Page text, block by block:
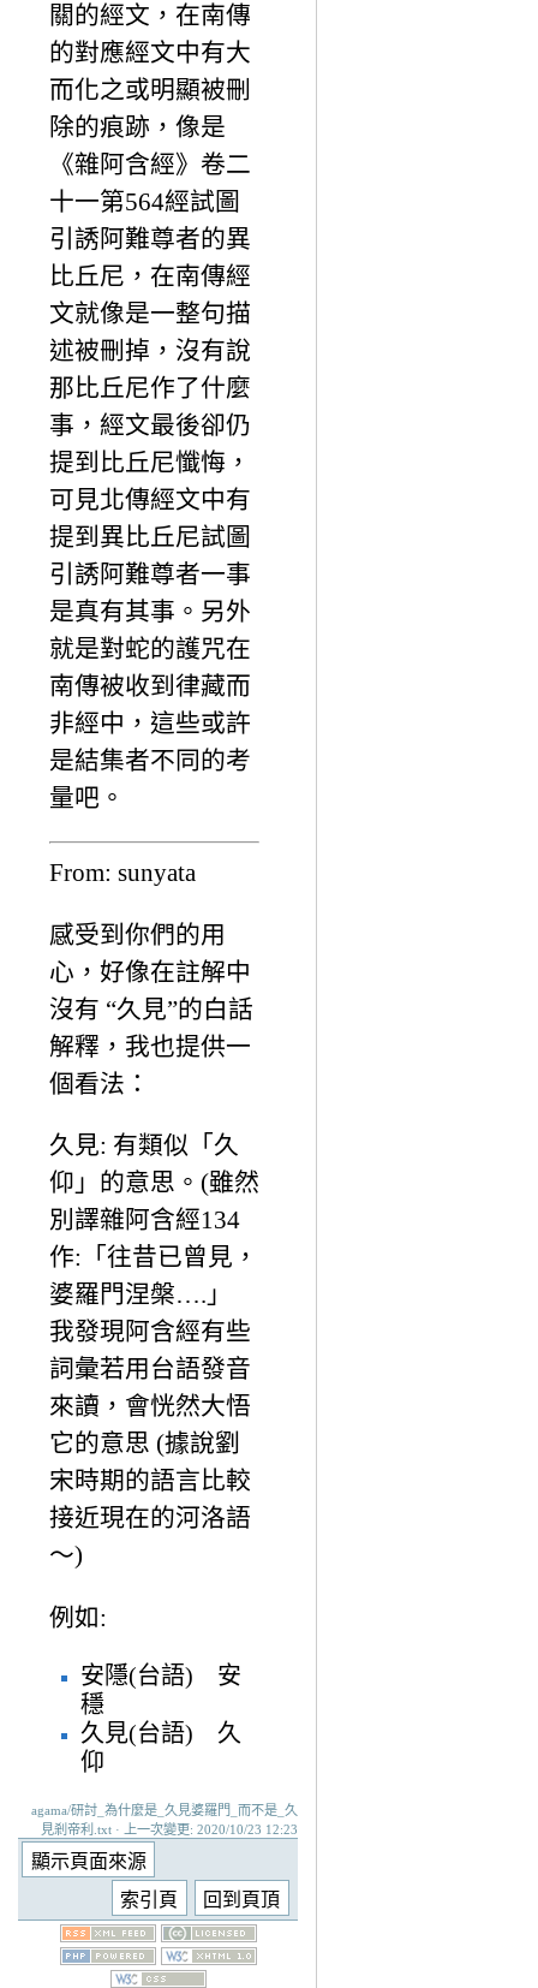
關的經文，在南傳
的對應經文中有大
而化之或明顯被刪
除的痕跡，像是
《雜阿含經》卷二
十一第564經試圖
引誘阿難尊者的異
比丘尼，在南傳經
文就像是一整句描
述被刪掉，沒有說
那比丘尼作了什麼
事，經文最後卻仍
提到比丘尼懺悔，
可見北傳經文中有
提到異比丘尼試圖
引誘阿難尊者一事
是真有其事。另外
就是對蛇的護咒在
南傳被收到律藏而
非經中，這些或許
是結集者不同的考
量吧。
From: sunyata
感受到你們的用
心，好像在註解中
沒有 “久見”的白話
解釋，我也提供一
個看法：
久見: 有類似「久
仰」的意思。(雖然
別譯雜阿含經134
作:「往昔已曾見，
婆羅門涅槃….」
我發現阿含經有些
詞彙若用台語發音
來讀，會恍然大悟
它的意思 (據說劉
宋時期的語言比較
接近現在的河洛語
～)
例如:
安隱(台語) 安
穩
久見(台語) 久
仰
agama/研討_為什麼是_久見婆羅門_而不是_久
見剎帝利.txt · 上一次變更: 2020/10/23 12:23